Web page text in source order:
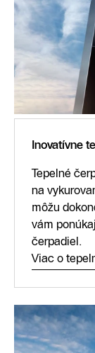
Inovatívne
Tepelné
na
môžu
vám
čerpadiel.
Viac o